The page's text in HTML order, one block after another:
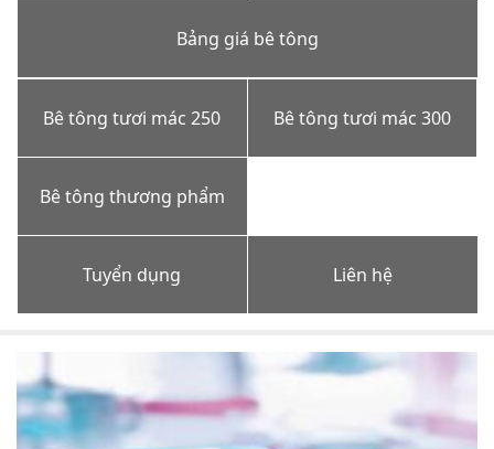
Bảng giá bê tông
Bê tông tươi mác 250 Bê tông tươi mác 300
Bê tông thương phẩm
Tuyển dụng Liên hệ